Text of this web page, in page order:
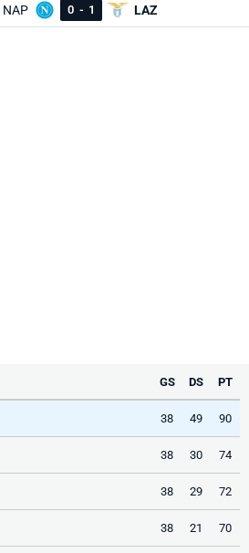
NAP 0 - 1 LAZ
GS DS PT
38 49 90
38 30 74
38 29 72
38 21 70